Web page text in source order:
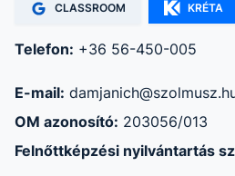
CLASSROOM KRÉTA
Telefon: +36 56-450-005
E-mail:
OM azonosító: 203056/013
Felnőttképzési nyilvántartás